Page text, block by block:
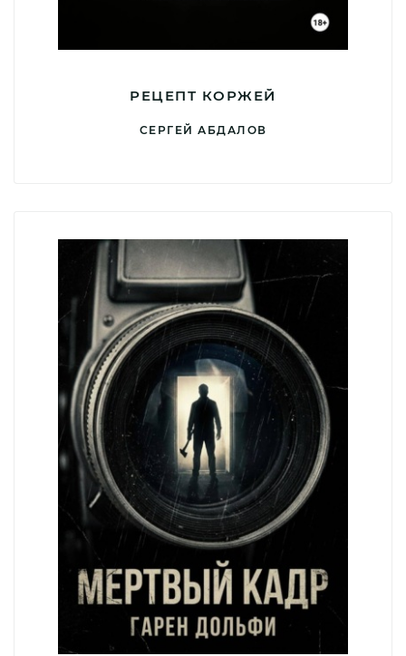
РЕЦЕПТ КОРЖЕЙ
СЕРГЕЙ АБДАЛОВ